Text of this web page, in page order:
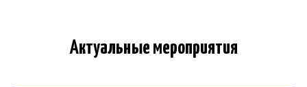
Актуальные мероприятия